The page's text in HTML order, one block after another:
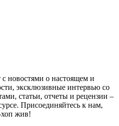
новостями о настоящем и
эксклюзивные интервью со
статьи, отчеты и рецензии –
Присоединяйтесь к нам,
жив!